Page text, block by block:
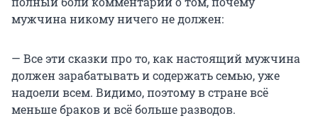
мужчина никому ничего не должен:
— Все эти сказки про то, как настоящий мужчина
должен зарабатывать и содержать семью, уже
надоели всем. Видимо, поэтому в стране всё
меньше браков и всё больше разводов.